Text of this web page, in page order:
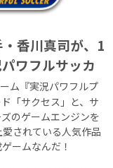
香川真司が、1
ワフルサッカ
ム『実況パワフルプ
「サクセス」と、サ
のゲームエンジンを
されている人気作品
ームなんだ！